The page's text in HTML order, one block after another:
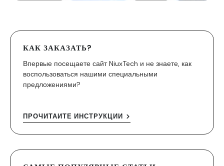
КАК ЗАКАЗАТЬ?
Впервые посещаете сайт NiuxTech и не знаете, как
воспользоваться нашими специальными
предложениями?
ПРОЧИТАЙТЕ ИНСТРУКЦИИ